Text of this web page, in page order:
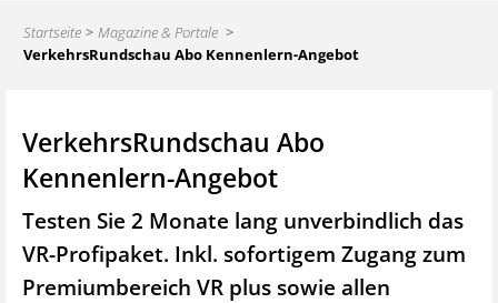
Startseite
Magazine & Portale
VerkehrsRundschau Abo Kennenlern-Angebot
VerkehrsRundschau Abo
Kennenlern-Angebot
Testen Sie 2 Monate lang unverbindlich das
VR-Profipaket. Inkl. sofortigem Zugang zum
Premiumbereich VR plus sowie allen